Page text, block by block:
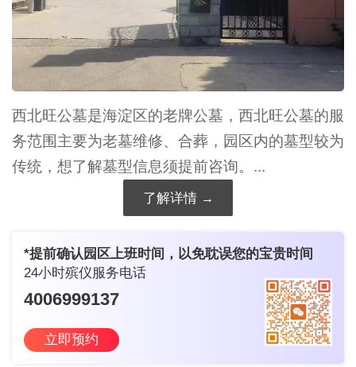
西北旺公墓是海淀区的老牌公墓，西北旺公墓的服
务范围主要为老墓维修、合葬，园区内的墓型较为
传统，想了解墓型信息须提前咨询。...
了解详情
*提前确认园区上班时间，以免耽误您的宝贵时间
24小时殡仪服务电话
4006999137
立即预约